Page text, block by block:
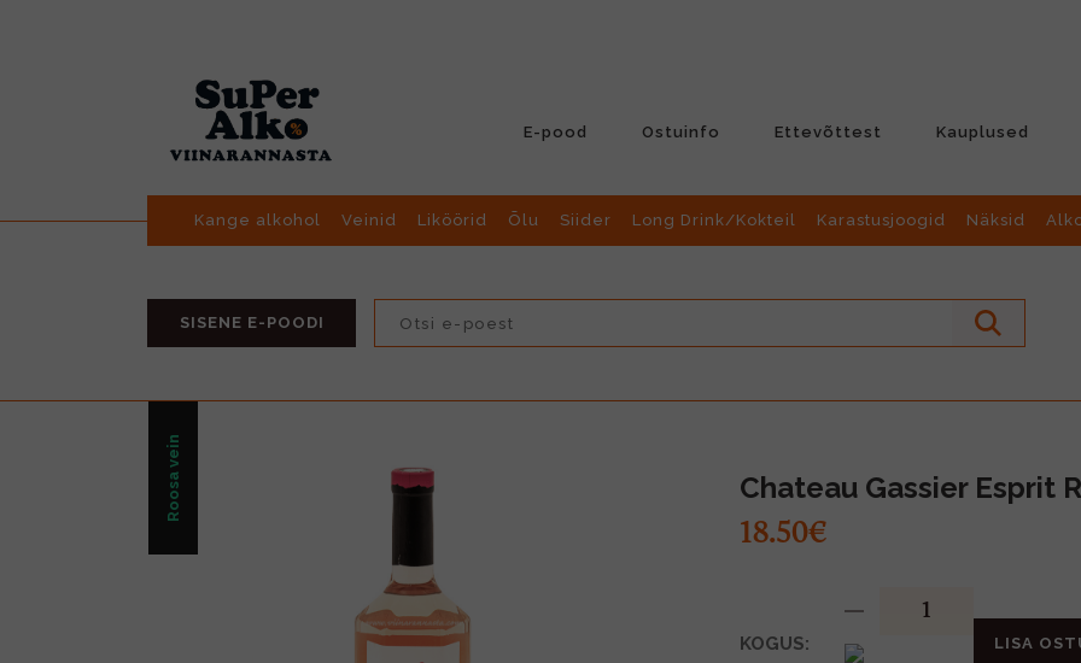
E-pood Ostuinfo Ettevõttest Kauplused
Kange alkohol Veinid Liköörid Õlu Siider Long Drink/Kokteil Karastusjoogid Näksid
SISENE E-POODI
Roosa vein Chateau Gassier Esprit
18.50€
KOGUS: LISA